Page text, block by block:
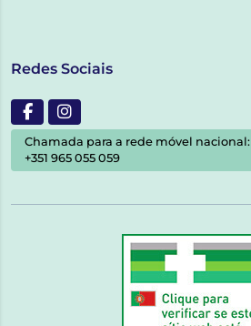
Redes Sociais
Chamada para a rede móvel nacional:
+351 965 055 059